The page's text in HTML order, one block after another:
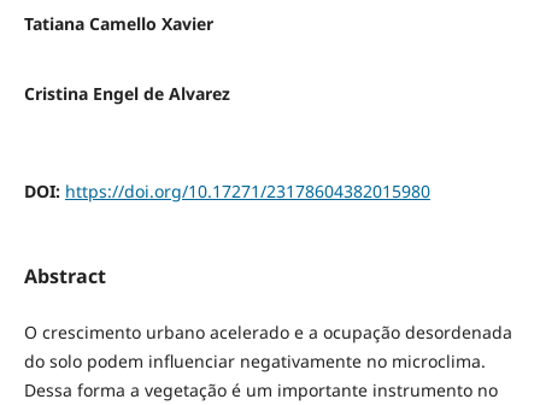
Tatiana Camello Xavier
Cristina Engel de Alvarez
DOI: https://doi.org/10.17271/23178604382015980
Abstract
O crescimento urbano acelerado e a ocupação desordenada
do solo podem influenciar negativamente no microclima.
Dessa forma a vegetação é um importante instrumento no